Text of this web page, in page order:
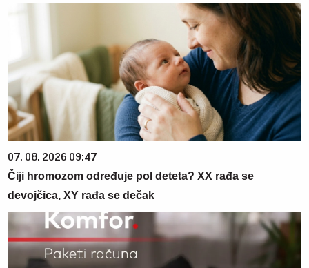
07. 08. 2026 09:47
Čiji hromozom određuje pol deteta? XX rađa se
devojčica, XY rađa se dečak